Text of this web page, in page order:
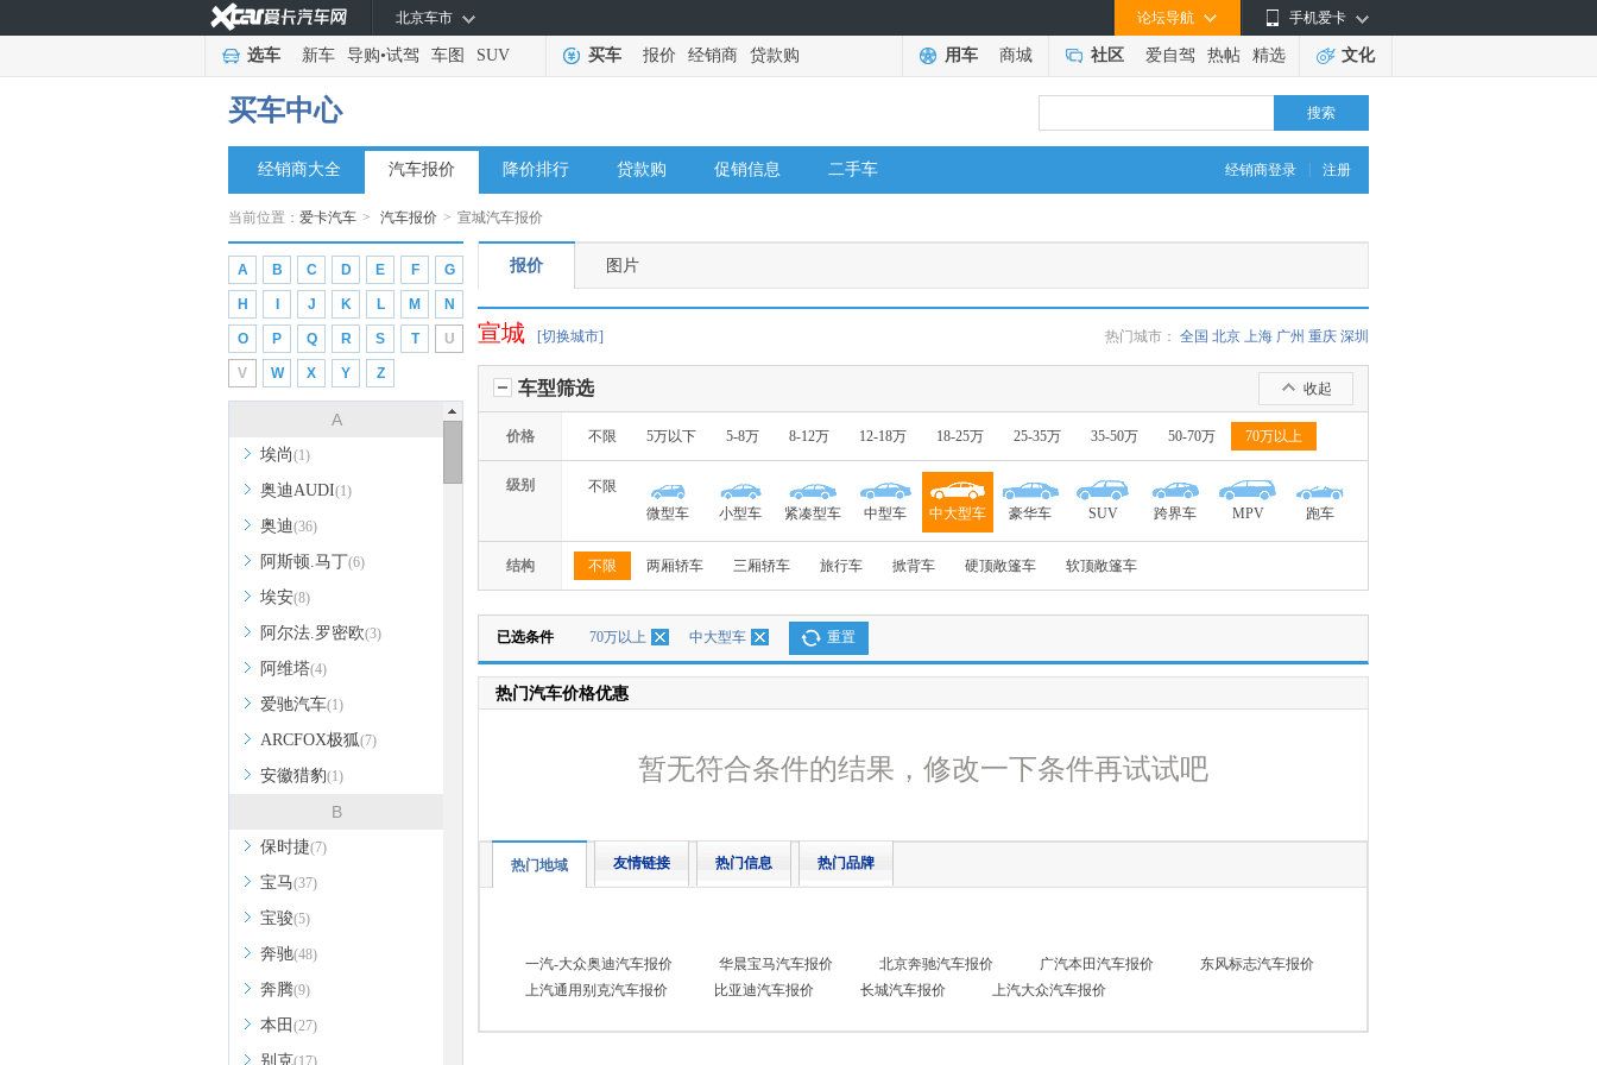
手机爱卡
论坛导航
北京车市
选车 新车 导购•试驾 车图 SUV 买车 报价 经销商 贷款购 用车 商城 社区 爱自驾 热帖 精选 文化
买车中心 搜索
经销商登录 注册
经销商大全 汽车报价 降价排行 贷款购 促销信息 二手车
当前位置： 爱卡汽车 > 汽车报价 > 宣城汽车报价
A B C D E F G
H J K L M N
O P Q R S T U
V W X Y Z
A
埃尚(1)
奥迪AUDI(1)
奥迪(36)
阿斯顿.马丁(6)
埃安(8)
阿尔法.罗密欧(3)
阿维塔(4)
爱驰汽车(1)
ARCFOX极狐(7)
安徽猎豹(1)
B
保时捷(7)
宝马(37)
宝骏(5)
奔驰(48)
奔腾(9)
本田 (27)
别克(17)
报价 图片
热门城市： 全国 北京 上海 广州 重庆 深圳
宣城 [切换城市]
收起
车型筛选
价格 不限 5万以下 5-8万 8-12万 12-18万 18-25万 25-35万 35-50万 50-70万 70万以上
级别
不限
微型车
小型车 紧凑型车 中型车 中大型车 豪华车 SUV 跨界车 MPV 跑车
结构 不限 两厢轿车 三厢轿车 旅行车 掀背车 硬顶敞篷车 软顶敞篷车
已选条件 70万以上 中大型车 重置
热门汽车价格优惠
暂无符合条件的结果，修改一下条件再试试吧
热门地域 友情链接 热门信息 热门品牌
一汽-大众奥迪汽车报价 华晨宝马汽车报价 北京奔驰汽车报价 广汽本田汽车报价
东风标志汽车报价
上汽通用别克汽车报价
比亚迪汽车报价 长城汽车报价 上汽大众汽车报价